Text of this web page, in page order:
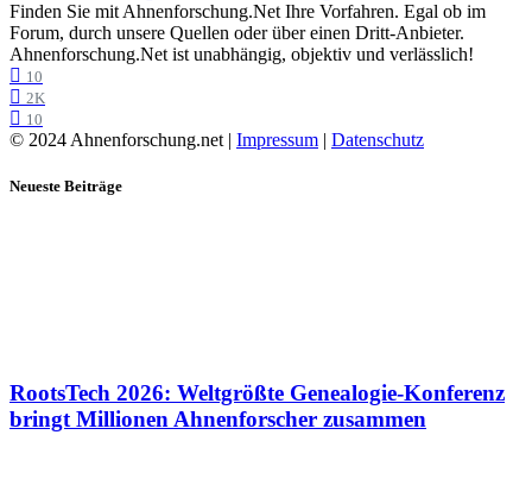
Finden Sie mit Ahnenforschung.Net Ihre Vorfahren. Egal ob im
Forum, durch unsere Quellen oder über einen Dritt-Anbieter.
Ahnenforschung.Net ist unabhängig, objektiv und verlässlich!
10
2K
10
© 2024 Ahnenforschung.net | Impressum | Datenschutz
Neueste Beiträge
RootsTech 2026: Weltgrößte Genealogie-Konferenz
bringt Millionen Ahnenforscher zusammen